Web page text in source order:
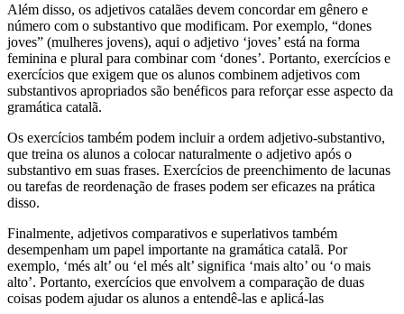
Além disso, os adjetivos catalães devem concordar em gênero e
número com o substantivo que modificam. Por exemplo, “dones
joves” (mulheres jovens), aqui o adjetivo ‘joves’ está na forma
feminina e plural para combinar com ‘dones’. Portanto, exercícios e
exercícios que exigem que os alunos combinem adjetivos com
substantivos apropriados são benéficos para reforçar esse aspecto da
gramática catalã.
Os exercícios também podem incluir a ordem adjetivo-substantivo,
que treina os alunos a colocar naturalmente o adjetivo após o
substantivo em suas frases. Exercícios de preenchimento de lacunas
ou tarefas de reordenação de frases podem ser eficazes na prática
disso.
Finalmente, adjetivos comparativos e superlativos também
desempenham um papel importante na gramática catalã. Por
exemplo, ‘més alt’ ou ‘el més alt’ significa ‘mais alto’ ou ‘o mais
alto’. Portanto, exercícios que envolvem a comparação de duas
coisas podem ajudar os alunos a entendê-las e aplicá-las